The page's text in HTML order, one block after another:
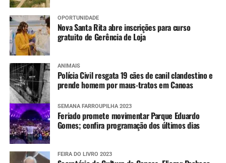
OPORTUNIDADE
Nova Santa Rita abre inscrições para curso
gratuito de Gerência de Loja
ANIMAIS
Polícia Civil resgata 19 cães de canil clandestino e
prende homem por maus-tratos em Canoas
SEMANA FARROUPILHA 2023
Feriado promete movimentar Parque Eduardo
Gomes; confira programação dos últimos dias
FEIRA DO LIVRO 2023